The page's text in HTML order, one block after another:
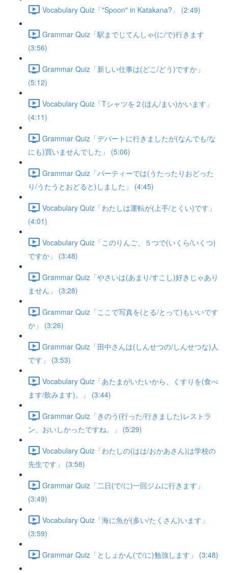
Vocabulary Quiz「"Spoon" in Katakana?」 (2:49)
Grammar Quiz「駅までじてんしゃ(に/で)行きます
(3:56)
Grammar Quiz「新しい仕事は(どこ/どう)ですか」
(5:12)
Vocabulary Quiz「Tシャツを２(ほん/まい)かいます」
(4:11)
Grammar Quiz「デパートに行きましたが(なんでも/な
にも)買いませんでした」 (5:06)
Grammar Quiz「パーティーでは(うたったりおどった
り/うたうとおどると)しました」 (4:45)
Vocabulary Quiz「わたしは運転が(上手/とくい)です」
(4:01)
Vocabulary Quiz「このりんご、５つで(いくら/いくつ)
ですか」 (3:48)
Grammar Quiz「やさいは(あまり/すこし)好きじゃあり
ません」 (3:28)
Grammar Quiz「ここで写真を(とる/とって)もいいです
か」 (3:26)
Grammar Quiz「田中さんは(しんせつの/しんせつな)人
です」 (3:53)
Vocabulary Quiz「あたまがいたいから、くすりを(食べ
ます/飲みます)。」 (3:44)
Grammar Quiz「きのう(行った/行きました)レストラ
ン、おいしかったですね。」 (5:29)
Vocabulary Quiz「わたしの(はは/おかあさん)は学校の
先生です」 (3:58)
Grammar Quiz「二日(で/に)一回ジムに行きます」
(3:49)
Vocabulary Quiz「海に魚が(多い/たくさん)います」
(3:59)
Grammar Quiz「としょかん(で/に)勉強します」 (3:48)